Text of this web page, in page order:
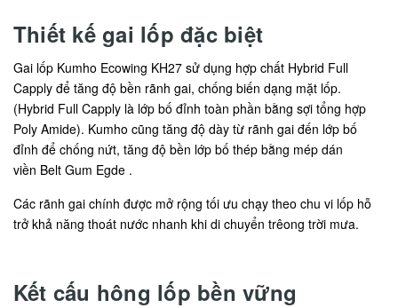
Thiết kế gai lốp đặc biệt
Gai lốp Kumho Ecowing KH27 sử dụng hợp chất Hybrid Full
Capply để tăng độ bền rãnh gai, chống biến dạng mặt lốp.
(Hybrid Full Capply là lớp bố đỉnh toàn phần bằng sợi tổng hợp
Poly Amide). Kumho cũng tăng độ dày từ rãnh gai đến lớp bố
đỉnh để chống nứt, tăng độ bền lớp bố thép bằng mép dán
viền Belt Gum Egde .
Các rãnh gai chính được mở rộng tối ưu chạy theo chu vi lốp hỗ
trở khả năng thoát nước nhanh khi di chuyển trêong trời mưa.
Kết cấu hông lốp bền vững